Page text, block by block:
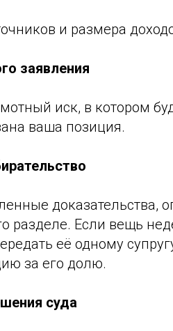
и размера
заявления
иск, в котором
ваша позиция.
доказательства,
разделе. Если вещь
её одному
за его долю.
суда